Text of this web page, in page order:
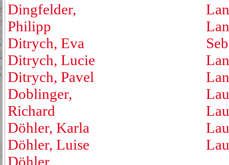
Dingfelder,
Philipp
Ditrych, Eva
Ditrych, Lucie
Ditrych, Pavel
Doblinger,
Richard
Döhler, Karla
Döhler, Luise
Döhler,